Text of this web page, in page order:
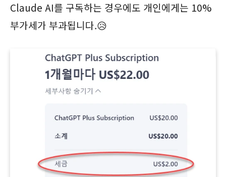
Claude AI를 구독하는 경우에도 개인에게는 10%
부가세가 부과됩니다.😥